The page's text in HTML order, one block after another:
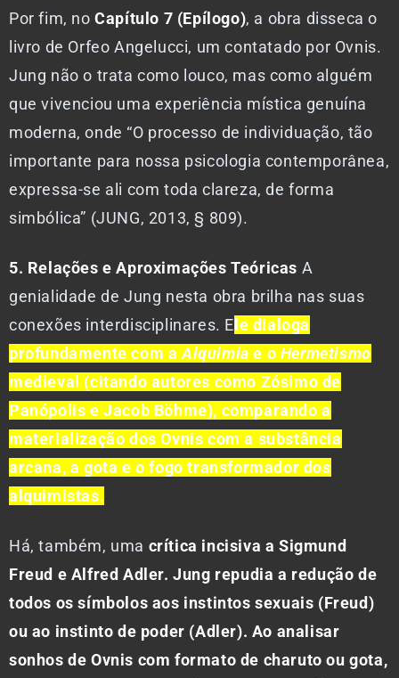
Por fim, noCapítulo 7 (Epílogo), a obra disseca o
livro de Orfeo Angelucci, um contatado por Ovnis.
Jung não o trata como louco, mas como alguém
que vivenciou uma experiência mística genuína
moderna, onde “O processo de individuação, tão
importante para nossa psicologia contemporânea,
expressa-se ali com toda clareza, de forma
simbólica” (JUNG, 2013, § 809).
5. Relações e Aproximações Teóricas A
genialidade de Jung nesta obra brilha nas suas
conexões interdisciplinares. E le dialoga
profundamente com aAlquimia e o Hermetismo
medieval (citando autores como Zósimo de
Panópolis e Jacob Böhme), comparando a
materialização dos Ovnis com a substância
arcana, a gota e o fogo transformador dos
alquimistas.
Há, também, uma crítica incisiva a Sigmund
Freud e Alfred Adler. Jung repudia a redução de
todos os símbolos aos instintos sexuais (Freud)
ou ao instinto de poder (Adler). Ao analisar
sonhos de Ovnis com formato de charuto ou gota,